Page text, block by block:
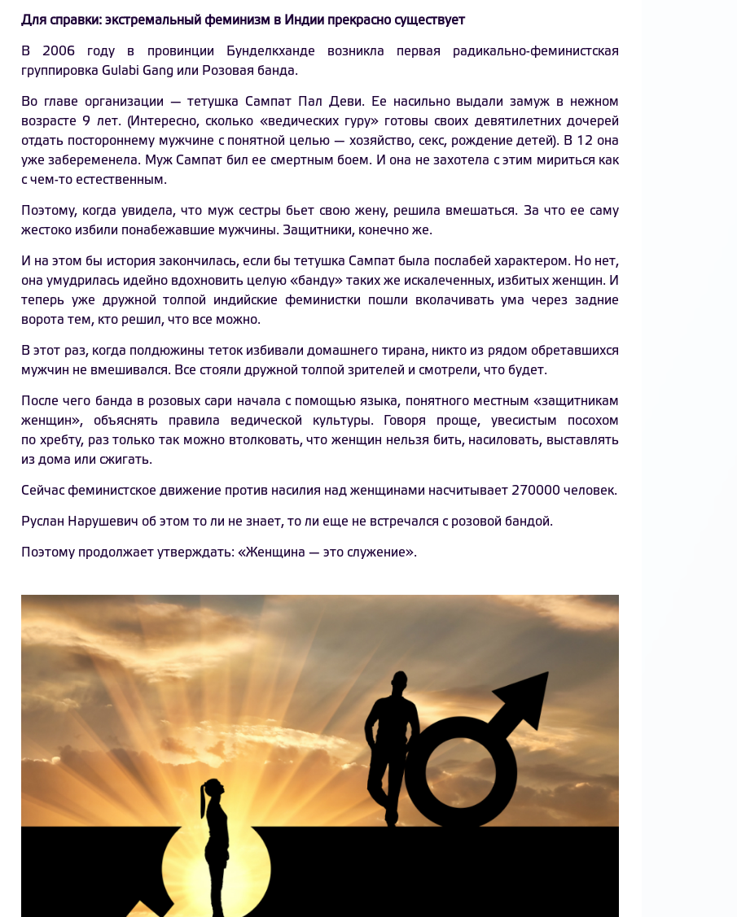
Для справки: экстремальный феминизм в Индии прекрасно существует
В 2006 году в провинции Бунделкханде возникла первая радикально-феминистская
группировка Gulabi Gang или Розовая банда.
Во главе организации — тетушка Сампат Пал Деви. Ее насильно выдали замуж в нежном
возрасте 9 лет. (Интересно, сколько «ведических гуру» готовы своих девятилетних дочерей
отдать постороннему мужчине с понятной целью — хозяйство, секс, рождение детей). В 12 она
уже забеременела. Муж Сампат бил ее смертным боем. И она не захотела с этим мириться как
с чем-то естественным.
Поэтому, когда увидела, что муж сестры бьет свою жену, решила вмешаться. За что ее саму
жестоко избили понабежавшие мужчины. Защитники, конечно же.
И на этом бы история закончилась, если бы тетушка Сампат была послабей характером. Но нет,
она умудрилась идейно вдохновить целую «банду» таких же искалеченных, избитых женщин. И
теперь уже дружной толпой индийские феминистки пошли вколачивать ума через задние
ворота тем, кто решил, что все можно.
В этот раз, когда полдюжины теток избивали домашнего тирана, никто из рядом обретавшихся
мужчин не вмешивался. Все стояли дружной толпой зрителей и смотрели, что будет.
После чего банда в розовых сари начала с помощью языка, понятного местным «защитникам
женщин», объяснять правила ведической культуры. Говоря проще, увесистым посохом
по хребту, раз только так можно втолковать, что женщин нельзя бить, насиловать, выставлять
из дома или сжигать.
Сейчас феминистское движение против насилия над женщинами насчитывает 270000 человек.
Руслан Нарушевич об этом то ли не знает, то ли еще не встречался с розовой бандой.
Поэтому продолжает утверждать: «Женщина — это служение».